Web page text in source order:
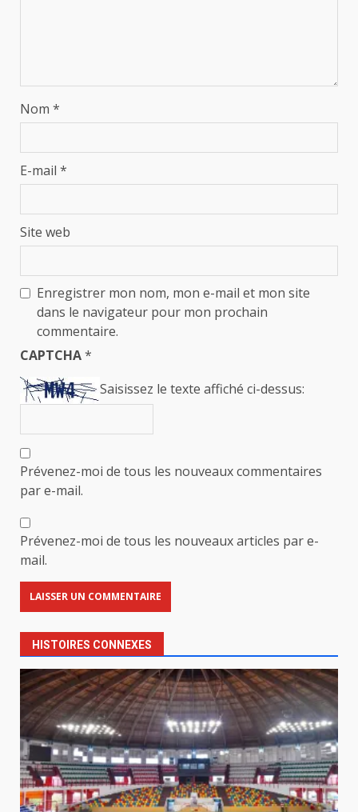
Nom *
E-mail *
Site web
Enregistrer mon nom, mon e-mail et mon site
dans le navigateur pour mon prochain
commentaire.
CAPTCHA*
Saisissez le texte affiché ci-dessus:
Prévenez-moi de tous les nouveaux commentaires
par e-mail.
Prévenez-moi de tous les nouveaux articles par e-
mail.
HISTOIRES CONNEXES